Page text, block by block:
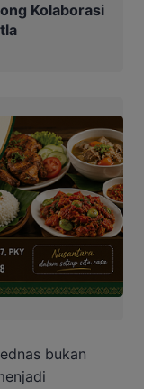
Kolaborasi
bukan